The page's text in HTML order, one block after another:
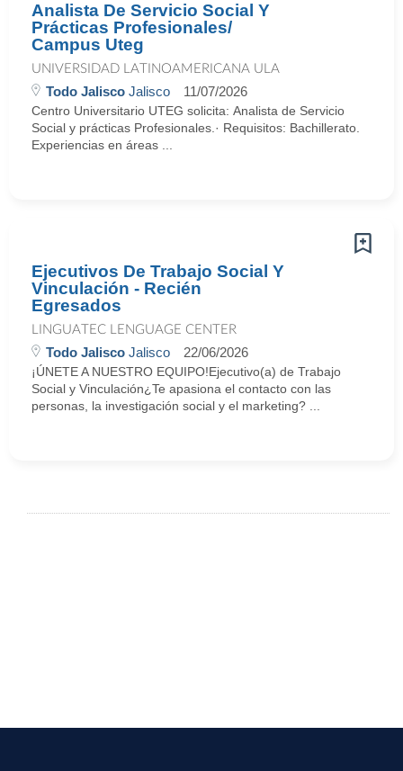
Analista De Servicio Social Y
Prácticas Profesionales/
Campus Uteg
UNIVERSIDAD LATINOAMERICANA ULA
Todo Jalisco Jalisco 11/07/2026
Centro Universitario UTEG solicita: Analista de Servicio
Social y prácticas Profesionales.· Requisitos: Bachillerato.
Experiencias en áreas ...
Ejecutivos De Trabajo Social Y
Vinculación - Recién
Egresados
LINGUATEC LENGUAGE CENTER
Todo Jalisco Jalisco 22/06/2026
¡ÚNETE A NUESTRO EQUIPO!Ejecutivo(a) de Trabajo
Social y Vinculación¿Te apasiona el contacto con las
personas, la investigación social y el marketing? ...